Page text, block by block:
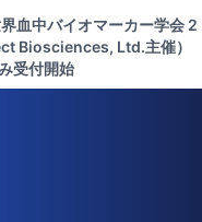
血中バイオマーカー学会 2
Biosciences, Ltd.主催）
受付開始